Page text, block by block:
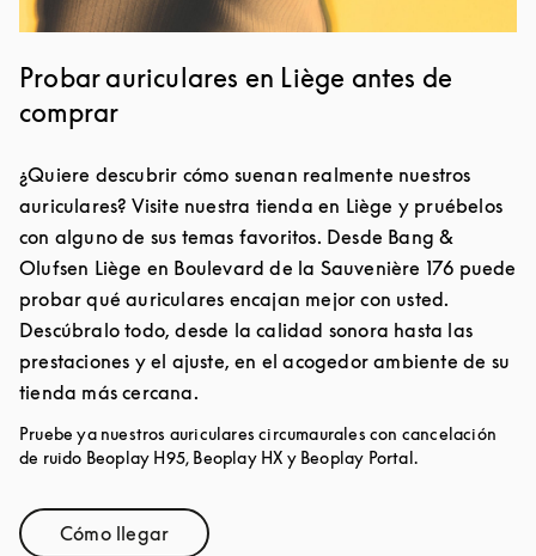
Probar auriculares en Liège antes de
comprar
¿Quiere descubrir cómo suenan realmente nuestros
auriculares? Visite nuestra tienda en Liège y pruébelos
con alguno de sus temas favoritos. Desde Bang &
Olufsen Liège en Boulevard de la Sauvenière 176 puede
probar qué auriculares encajan mejor con usted.
Descúbralo todo, desde la calidad sonora hasta las
prestaciones y el ajuste, en el acogedor ambiente de su
tienda más cercana.
Pruebe ya nuestros auriculares circumaurales con cancelación
de ruido Beoplay H95, Beoplay HX y Beoplay Portal.
Cómo llegarLink Opens in New Tab